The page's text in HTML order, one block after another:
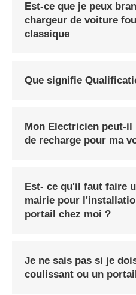
Est-ce que je peux
chargeur de voiture
classique
Que signifie
Mon Electricien peut-
de recharge pour ma
Est- ce qu'il faut faire
mairie pour
portail chez moi ?
Je ne sais pas si je
coulissant ou un